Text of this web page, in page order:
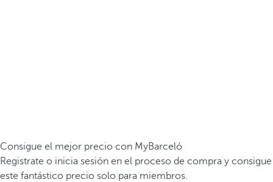
Consigue el mejor precio con MyBarceló
Registrate o inicia sesión en el proceso de compra y consigue
este fantástico precio solo para miembros.